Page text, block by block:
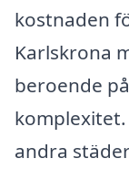
kostnaden
Karlskrona
beroende
andra